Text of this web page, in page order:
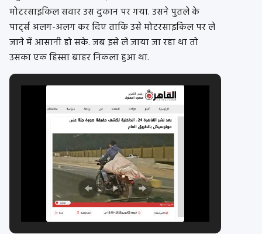
मोटरसाइकिल सवार उस दुकान पर गया. उसने पुतले के
पार्ट्स अलग-अलग कर दिए ताकि उसे मोटरसाइकिल पर ले
जाने में आसानी हो सके. जब इसे ले जाया जा रहा था तो
उसका एक हिस्सा बाहर निकला हुआ था.